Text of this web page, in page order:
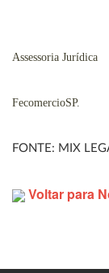
Assessoria Jurídica
FecomercioSP.
FONTE: MIX
Voltar para